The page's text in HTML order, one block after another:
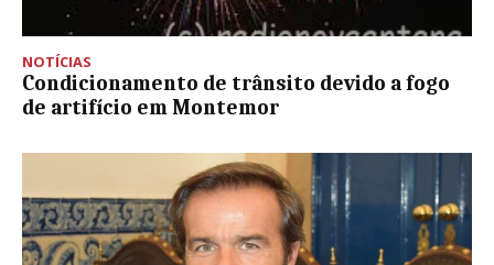
NOTÍCIAS
Condicionamento de trânsito devido a fogo
de artifício em Montemor